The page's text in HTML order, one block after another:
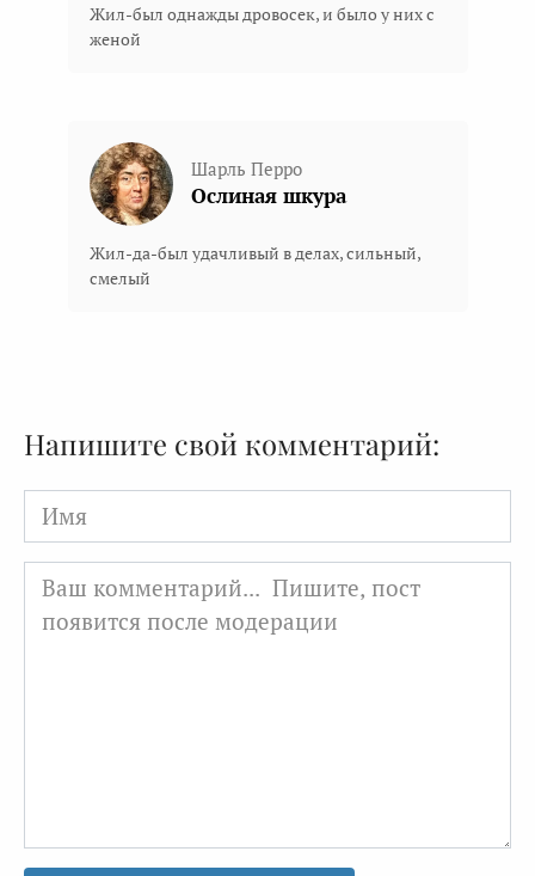
Жил-был однажды дровосек, и было у них с
женой
Шарль Перро
Ослиная шкура
Жил-да-был удачливый в делах, сильный,
смелый
Напишите свой комментарий:
Имя